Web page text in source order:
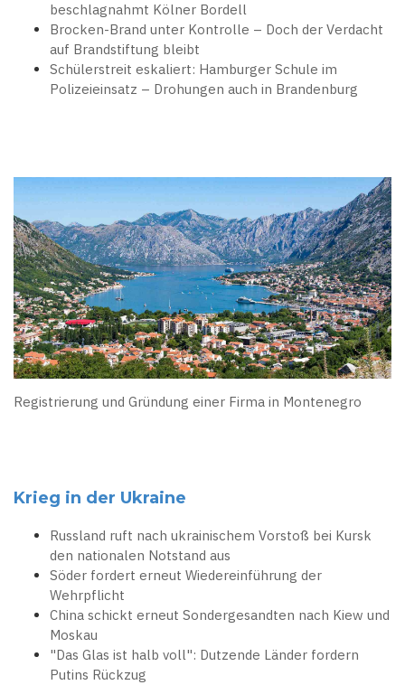
beschlagnahmt Kölner Bordell
Brocken-Brand unter Kontrolle – Doch der Verdacht
auf Brandstiftung bleibt
Schülerstreit eskaliert: Hamburger Schule im
Polizeieinsatz – Drohungen auch in Brandenburg
Registrierung und Gründung einer Firma in Montenegro
Krieg in der Ukraine
Russland ruft nach ukrainischem Vorstoß bei Kursk
den nationalen Notstand aus
Söder fordert erneut Wiedereinführung der
Wehrpflicht
China schickt erneut Sondergesandten nach Kiew und
Moskau
"Das Glas ist halb voll": Dutzende Länder fordern
Putins Rückzug